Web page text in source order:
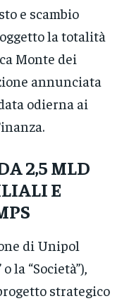
e scambio
la totalità
Monte dei
annunciata
odierna ai
2,5 MLD
E
di Unipol
la “Società”),
strategico